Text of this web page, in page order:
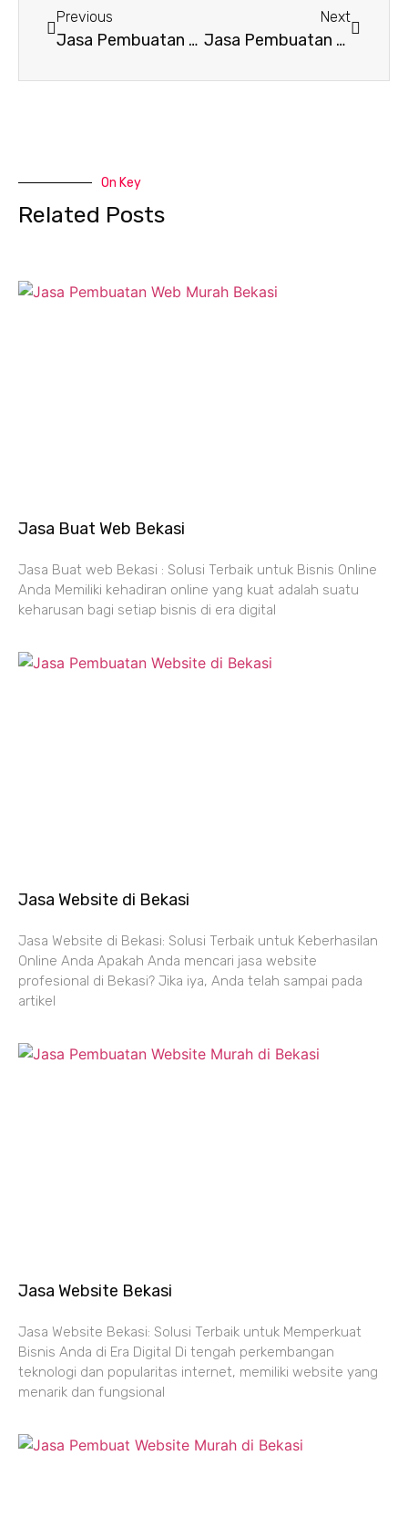
Previous
Jasa Pembuatan Website di LABANSARI Kab. BEKASI
Next
Jasa Pembuatan Website di BOJONGSARI Kab. BEKASI
On Key
Related Posts
Jasa Buat Web Bekasi
Jasa Buat web Bekasi : Solusi Terbaik untuk Bisnis Online
Anda Memiliki kehadiran online yang kuat adalah suatu
keharusan bagi setiap bisnis di era digital
Jasa Website di Bekasi
Jasa Website di Bekasi: Solusi Terbaik untuk Keberhasilan
Online Anda Apakah Anda mencari jasa website
profesional di Bekasi? Jika iya, Anda telah sampai pada
artikel
Jasa Website Bekasi
Jasa Website Bekasi: Solusi Terbaik untuk Memperkuat
Bisnis Anda di Era Digital Di tengah perkembangan
teknologi dan popularitas internet, memiliki website yang
menarik dan fungsional